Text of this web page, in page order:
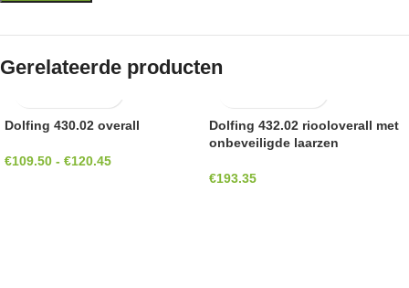
Gerelateerde producten
Dolfing 430.02 overall
€109.50 - €120.45
Dolfing 432.02 riooloverall met
onbeveiligde laarzen
€193.35